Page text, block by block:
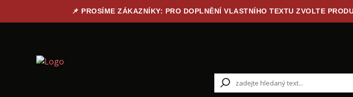
📌 PROSÍME ZÁKAZNÍKY: PRO DOPLNĚNÍ VLASTNÍHO TEXTU ZVOLTE